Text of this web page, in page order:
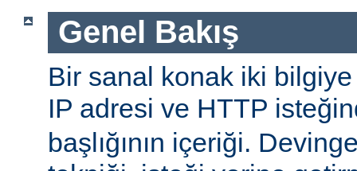
Genel Bakış
Bir sanal konak iki
IP adresi ve HTTP
başlığının içeriği.